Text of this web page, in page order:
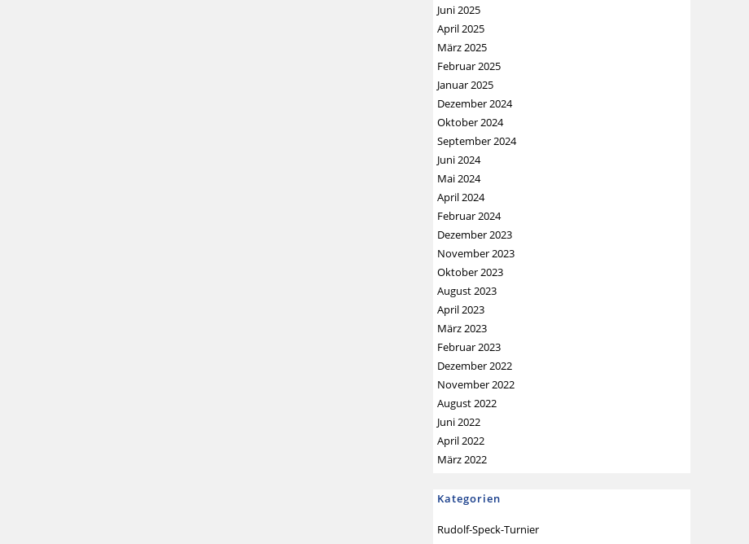
Juni 2025
April 2025
März 2025
Februar 2025
Januar 2025
Dezember 2024
Oktober 2024
September 2024
Juni 2024
Mai 2024
April 2024
Februar 2024
Dezember 2023
November 2023
Oktober 2023
August 2023
April 2023
März 2023
Februar 2023
Dezember 2022
November 2022
August 2022
Juni 2022
April 2022
März 2022
Kategorien
Rudolf-Speck-Turnier